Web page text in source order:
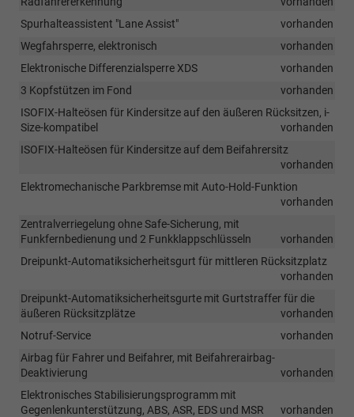
Spurhalteassistent "Lane Assist"
vorhanden
Wegfahrsperre, elektronisch
vorhanden
Elektronische Differenzialsperre XDS
vorhanden
3 Kopfstützen im Fond
vorhanden
ISOFIX-Halteösen für Kindersitze auf den äußeren Rücksitzen, i-
Size-kompatibel
vorhanden
ISOFIX-Halteösen für Kindersitze auf dem Beifahrersitz
vorhanden
Elektromechanische Parkbremse mit Auto-Hold-Funktion
vorhanden
Zentralverriegelung ohne Safe-Sicherung, mit
Funkfernbedienung und 2 Funkklappschlüsseln
vorhanden
Dreipunkt-Automatiksicherheitsgurt für mittleren Rücksitzplatz
vorhanden
Dreipunkt-Automatiksicherheitsgurte mit Gurtstraffer für die
äußeren Rücksitzplätze
vorhanden
Notruf-Service
vorhanden
Airbag für Fahrer und Beifahrer, mit Beifahrerairbag-
Deaktivierung
vorhanden
Elektronisches Stabilisierungsprogramm mit
Gegenlenkunterstützung, ABS, ASR, EDS und MSR
vorhanden